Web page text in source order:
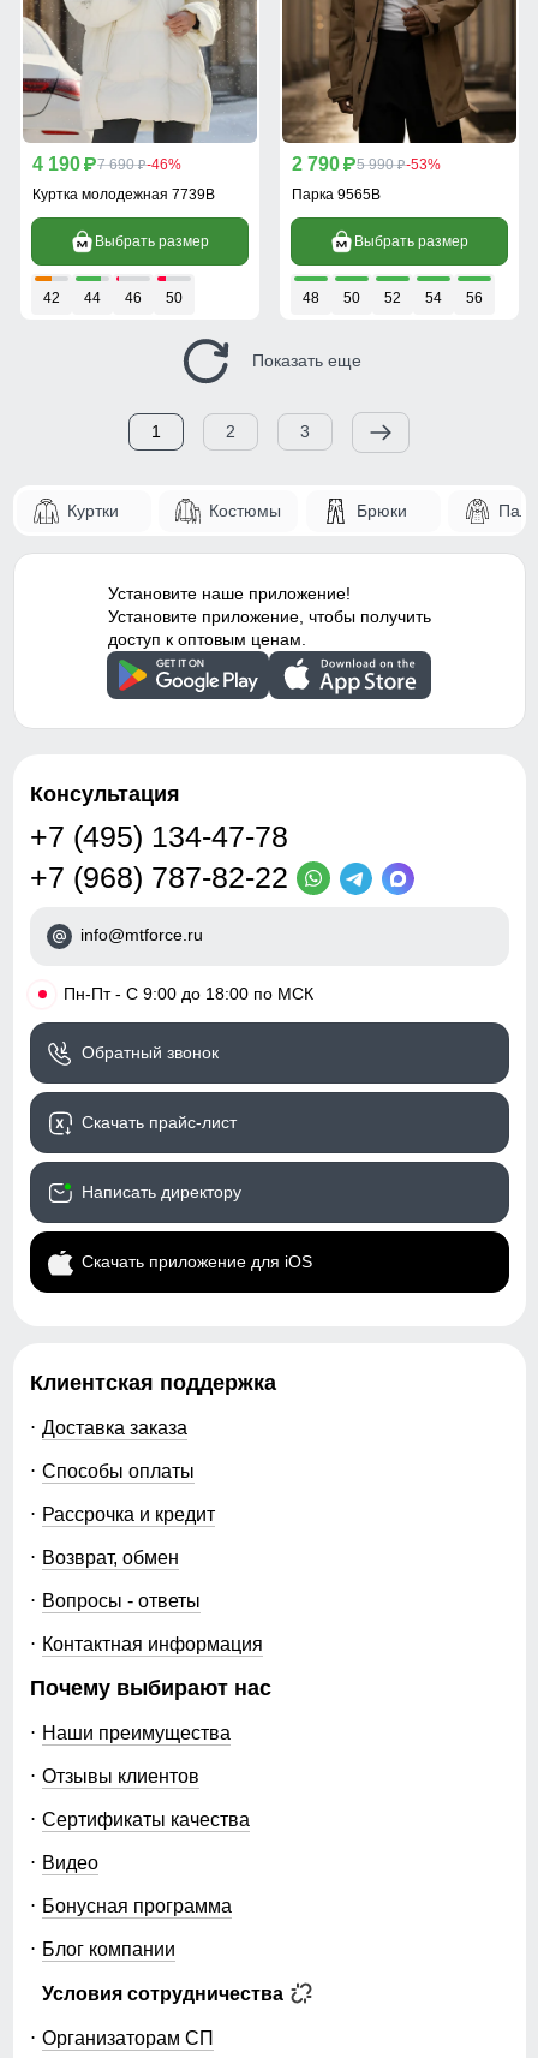
4 190 p7 690 p-46%
Куртка молодежная 7739B
Выбрать размер
42 44 46 50
2 790 p5 990 p-53%
Парка 9565B
Выбрать размер
48 50 52 54 56
Показать еще
1 2 3
Куртки Костюмы Брюки
Установите наше приложение!
Установите приложение, чтобы получить
доступ к оптовым ценам.
Консультация
+7 (495) 134-47-78
+7 (968) 787-82-22
info@mtforce.ru
• Пн-Пт - С 9:00 до 18:00 по МСК
Обратный звонок
Скачать прайс-лист
Написать директору
Скачать приложение для iOS
Клиентская поддержка
Доставка заказа
Способы оплаты
Рассрочка и кредит
Возврат, обмен
Вопросы - ответы
Контактная информация
Почему выбирают нас
Наши преимущества
Отзывы клиентов
Сертификаты качества
Видео
Бонусная программа
Блог компании
Условия сотрудничества
Организаторам СП